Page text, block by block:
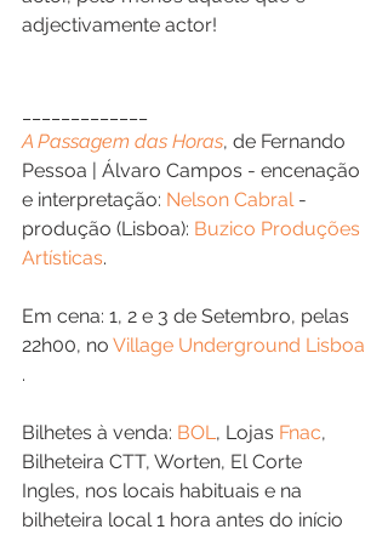
adjectivamente actor!
A Passagem das Horas​, de Fernando
Pessoa | Álvaro Campos - encenação
e interpretação: Nelson Cabral​ -
produção (Lisboa): Buzico Produções
Artísticas​.
Em cena: 1, 2 e 3 de Setembro, pelas
22h00, no Village Underground Lisboa​
.
Bilhetes à venda: BOL​ , Lojas Fnac​,
Bilheteira CTT​, Worten, El Corte
Ingles, nos locais habituais e na
bilheteira local 1 hora antes do início